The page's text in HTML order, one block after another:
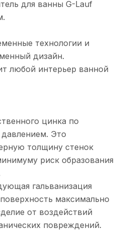
для ванны G-Lauf
технологии и
дизайн.
любой интерьер ванной
цинка по
давлением. Это
толщину стенок
риск образования
гальванизация
максимально
от воздействий
повреждений.